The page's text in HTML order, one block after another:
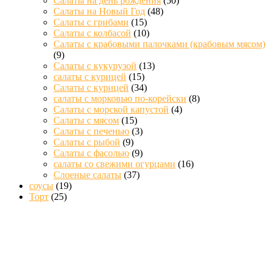
Салаты на Новый Год (48)
Салаты с грибами (15)
Салаты с колбасой (10)
Салаты с крабовыми палочками (крабовым мясом)
(9)
Салаты с кукурузой (13)
салаты с курицей (15)
Салаты с курицей (34)
салаты с морковью по-корейски (8)
Салаты с морской капустой (4)
Салаты с мясом (15)
Салаты с печенью (3)
Салаты с рыбой (9)
Салаты с фасолью (9)
салаты со свежими огурцами (16)
Слоеные салаты (37)
соусы (19)
Торт (25)